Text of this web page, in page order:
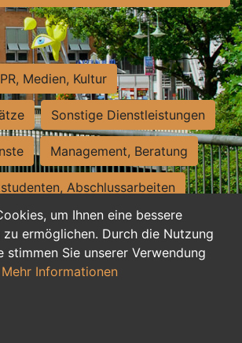
um Ihnen eine bessere
ermöglichen. Durch die Nutzung
stimmen Sie unserer Verwendung
Mehr Informationen
Medien, Kultur
Sonstige Dienstleistungen
Management, Beratung
Abschlussarbeiten
Assistenz, Sekretariat
und Nebenjobs
duale Ausbildung